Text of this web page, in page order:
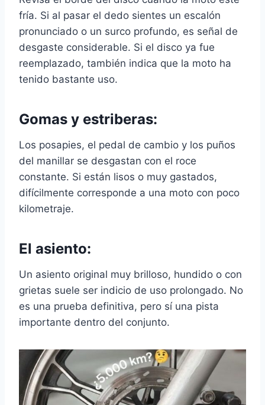
fría. Si al pasar el dedo sientes un escalón
pronunciado o un surco profundo, es señal de
desgaste considerable. Si el disco ya fue
reemplazado, también indica que la moto ha
tenido bastante uso.
Gomas y estriberas:
Los posapies, el pedal de cambio y los puños
del manillar se desgastan con el roce
constante. Si están lisos o muy gastados,
difícilmente corresponde a una moto con poco
kilometraje.
El asiento:
Un asiento original muy brilloso, hundido o con
grietas suele ser indicio de uso prolongado. No
es una prueba definitiva, pero sí una pista
importante dentro del conjunto.